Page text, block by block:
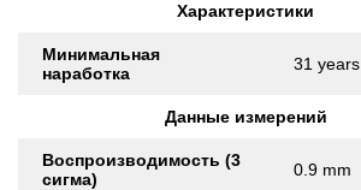
Характеристики
Минимальная
наработка
31 years
Данные измерений
Воспроизводимость (3
сигма)
0.9 mm